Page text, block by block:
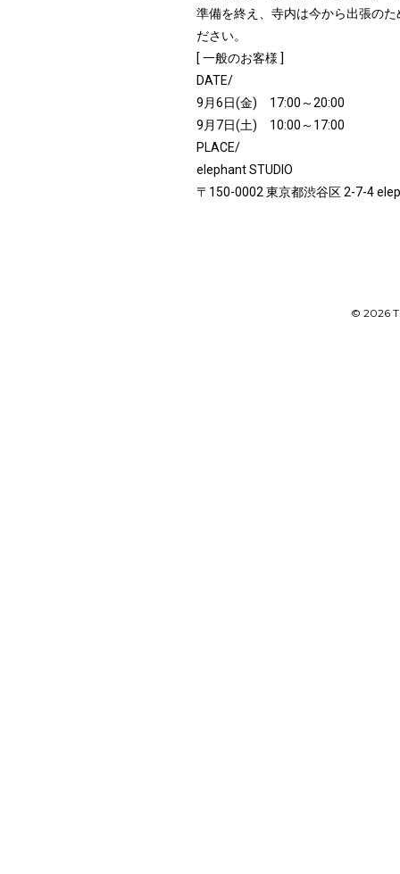
準備を終え、寺内は今から出張の
ださい。
[ 一般のお客様 ]
DATE/
9月6日(金) 17:00～20:00
9月7日(土) 10:00～17:00
PLACE/
elephant STUDIO
〒150-0002 東京都渋谷区 2-7-4
© 2026